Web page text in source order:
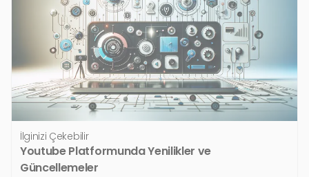
İlginizi Çekebilir
Youtube Platformunda Yenilikler ve
Güncellemeler